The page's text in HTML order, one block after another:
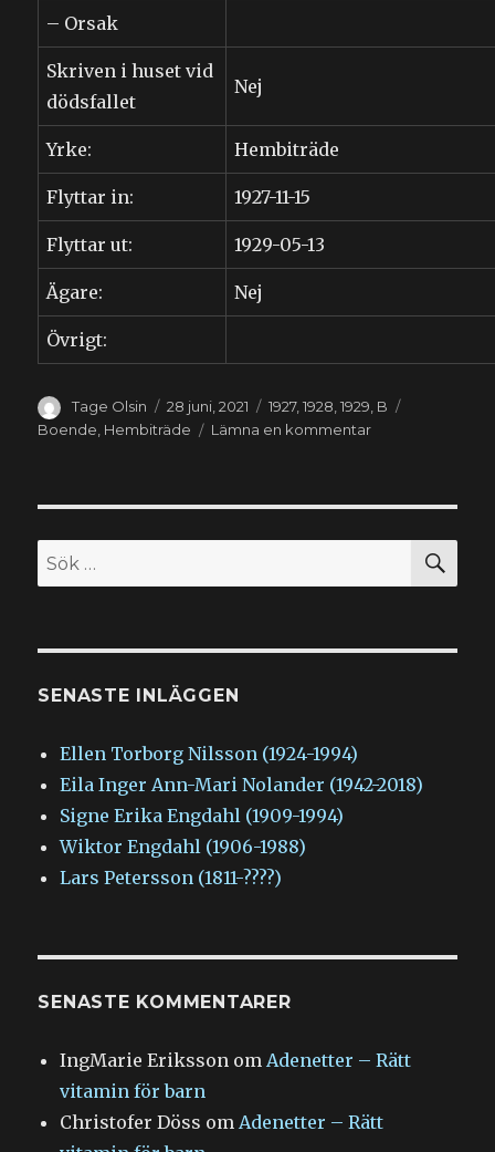
– Orsak
Skriven i huset vid
dödsfallet
Nej
Yrke: Hembiträde
Flyttar in: 1927-11-15
Flyttar ut: 1929-05-13
Ägare: Nej
Övrigt:
Författare
Tage Olsin
Publicerat
den
28 juni, 2021 Kategorier
1927,1928,1929, B
Boende, Hembiträde Lämna en kommentartill
1992)
Sök
efter:
SENASTE INLÄGGEN
Ellen Torborg Nilsson (1924-1994)
Eila Inger Ann-Mari Nolander (1942-2018)
Signe Erika Engdahl (1909-1994)
Wiktor Engdahl (1906-1988)
Lars Petersson (1811-????)
SENASTE KOMMENTARER
IngMarie Eriksson om Adenetter – Rätt
vitamin för barn
Christofer Döss om Adenetter – Rätt